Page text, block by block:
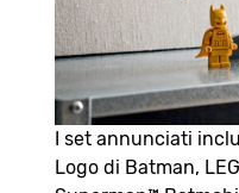
I set annunciati
Logo di Batman,